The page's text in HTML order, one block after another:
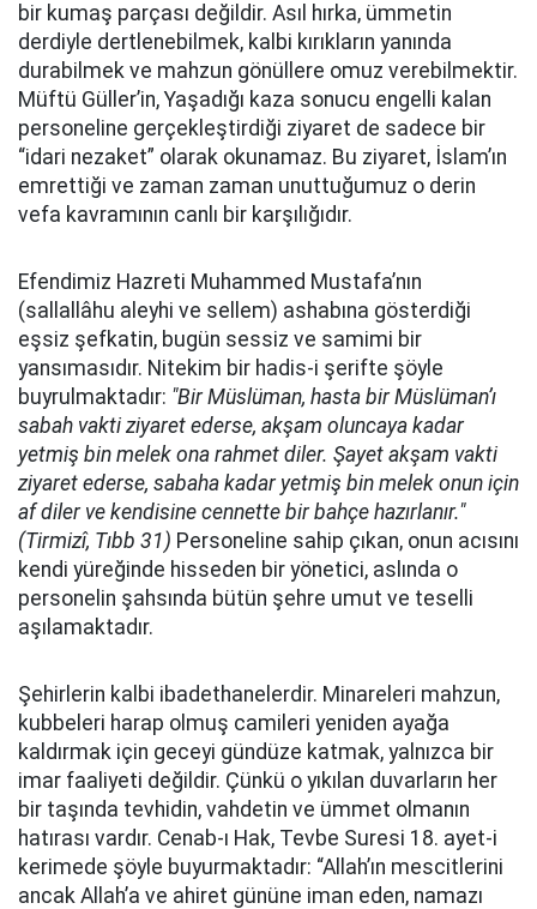
bir kumaş parçası değildir. Asıl hırka, ümmetin
derdiyle dertlenebilmek, kalbi kırıkların yanında
durabilmek ve mahzun gönüllere omuz verebilmektir.
Müftü Güller’in, Yaşadığı kaza sonucu engelli kalan
personeline gerçekleştirdiği ziyaret de sadece bir
“idari nezaket” olarak okunamaz. Bu ziyaret, İslam’ın
emrettiği ve zaman zaman unuttuğumuz o derin
vefa kavramının canlı bir karşılığıdır.
Efendimiz Hazreti Muhammed Mustafa’nın
(sallallâhu aleyhi ve sellem) ashabına gösterdiği
eşsiz şefkatin, bugün sessiz ve samimi bir
yansımasıdır. Nitekim bir hadis-i şerifte şöyle
buyrulmaktadır: "Bir Müslüman, hasta bir Müslüman’ı
sabah vakti ziyaret ederse, akşam oluncaya kadar
yetmiş bin melek ona rahmet diler. Şayet akşam vakti
ziyaret ederse, sabaha kadar yetmiş bin melek onun için
af diler ve kendisine cennette bir bahçe hazırlanır."
(Tirmizî, Tıbb 31) Personeline sahip çıkan, onun acısını
kendi yüreğinde hisseden bir yönetici, aslında o
personelin şahsında bütün şehre umut ve teselli
aşılamaktadır.
Şehirlerin kalbi ibadethanelerdir. Minareleri mahzun,
kubbeleri harap olmuş camileri yeniden ayağa
kaldırmak için geceyi gündüze katmak, yalnızca bir
imar faaliyeti değildir. Çünkü o yıkılan duvarların her
bir taşında tevhidin, vahdetin ve ümmet olmanın
hatırası vardır. Cenab-ı Hak, Tevbe Suresi 18. ayet-i
kerimede şöyle buyurmaktadır: “Allah’ın mescitlerini
ancak Allah’a ve ahiret gününe iman eden, namazı